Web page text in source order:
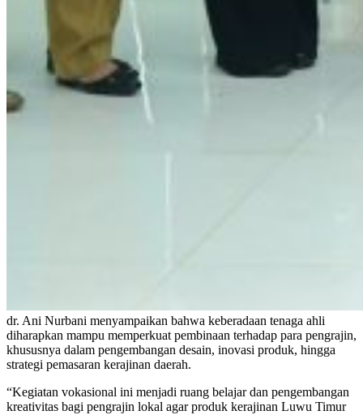
dr. Ani Nurbani menyampaikan bahwa keberadaan tenaga ahli
diharapkan mampu memperkuat pembinaan terhadap para pengrajin,
khususnya dalam pengembangan desain, inovasi produk, hingga
strategi pemasaran kerajinan daerah.
“Kegiatan vokasional ini menjadi ruang belajar dan pengembangan
kreativitas bagi pengrajin lokal agar produk kerajinan Luwu Timur